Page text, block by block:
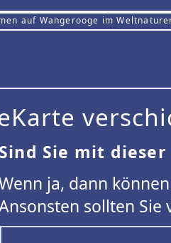
auf Wangerooge im
Sind Sie mit
ja, dann
sollten